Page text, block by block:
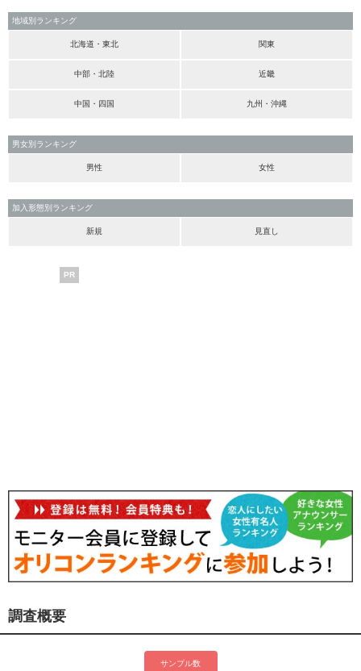
地域別ランキング
北海道・東北 関東
中部・北陸 近畿
中国・四国 九州・沖縄
男女別ランキング
男性 女性
加入形態別ランキング
新規 見直し
PR
調査概要
サンプル数